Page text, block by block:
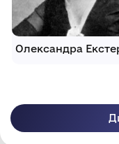
Олександра